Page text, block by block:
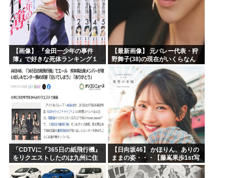
なんかおもろい漫画ない?
バンダイナムコ決算、プリキュアが前年比大幅減少
【画像】 『金田一少年の事件
簿』で好きな死体ランキング１
位がこちら！
【最新画像】 元バレー代表・狩
野舞子(38)の現在がいくらなん
でも即ハボすぎる！
「CDTVに『365日の紙飛行機』
をリクエストしたのは九州に住
む中学生」←この事実って結構
デカいよな【AKB48】
【日向坂46】 かほりん、ありの
ままの姿・・・【藤嶌果歩1st写
真集】